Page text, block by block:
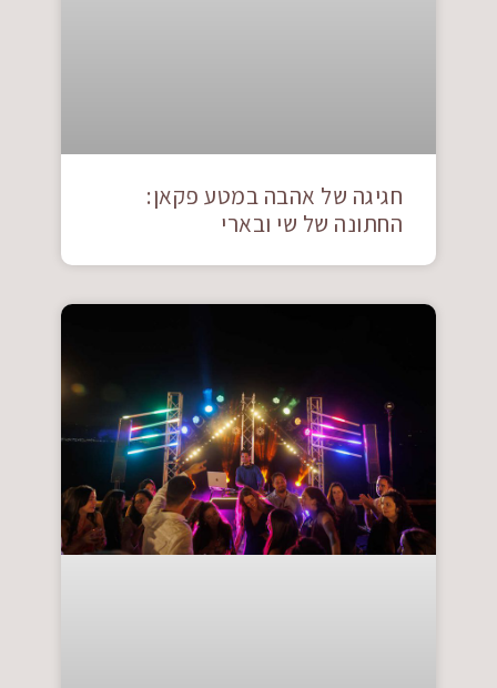
חגיגה של אהבה במטע פקאן:
החתונה של שי ובארי